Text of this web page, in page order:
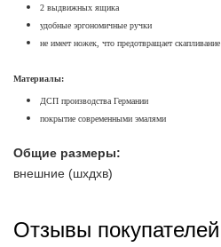
2 выдвижных ящика
удобные эргономичные ручки
не имеет ножек, что предотвращает
Материалы:
ДСП производства Германии
покрытие современными эмалями
Общие размеры:
внешние (шxдxв)
Отзывы покупателей